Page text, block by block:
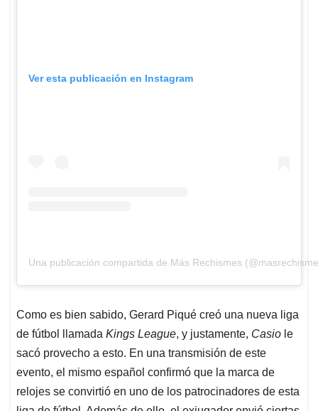
Ver esta publicación en Instagram
Una publicación compartida de Más Rechismes
Como es bien sabido, Gerard Piqué creó una nueva liga
de fútbol llamada Kings League, y justamente, Casio le
sacó provecho a esto. En una transmisión de este
evento, el mismo español confirmó que la marca de
relojes se convirtió en uno de los patrocinadores de esta